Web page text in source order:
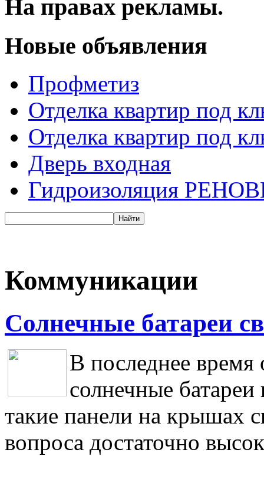
На правах рекламы.
Новые объявления
Профметиз
Отделка квартир под
Отделка квартир под
Дверь входная
Гидроизоляция
Коммуникации
Солнечные батареи
В последнее
солнечные батареи
такие панели на крышах
вопроса достаточно